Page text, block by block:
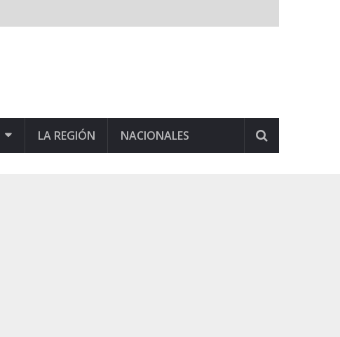
LA REGIÓN NACIONALES